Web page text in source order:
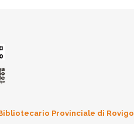
Provinciale di Rovigo